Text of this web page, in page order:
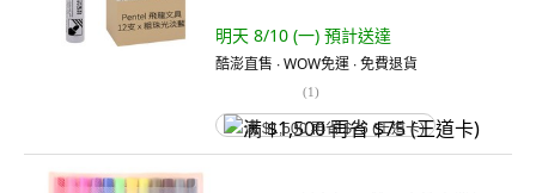
明天 8/10 (一) 預計送達
酷澎直售 ∙ WOW免運 ∙ 免費退貨
(1)
满 $1,500 再省 $75 (王道卡)